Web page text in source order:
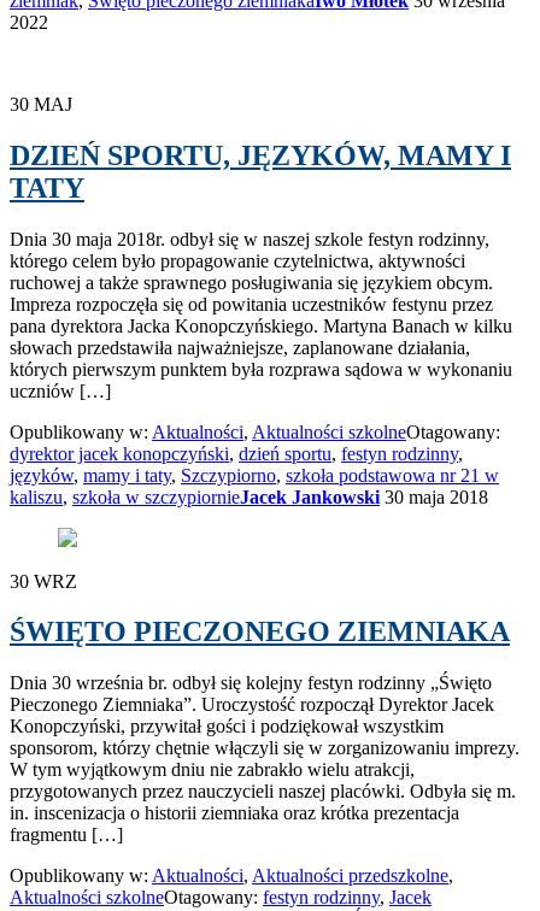
2022
30 MAJ
DZIEŃ SPORTU, JĘZYKÓW, MAMY I
TATY
Dnia 30 maja 2018r. odbył się w naszej szkole festyn rodzinny,
którego celem było propagowanie czytelnictwa, aktywności
ruchowej a także sprawnego posługiwania się językiem obcym.
Impreza rozpoczęła się od powitania uczestników festynu przez
pana dyrektora Jacka Konopczyńskiego. Martyna Banach w kilku
słowach przedstawiła najważniejsze, zaplanowane działania,
których pierwszym punktem była rozprawa sądowa w wykonaniu
uczniów […]
Opublikowany w: Aktualności, Aktualności szkolneOtagowany:
dyrektor jacek konopczyński, dzień sportu, festyn rodzinny,
języków, mamy i taty, Szczypiorno, szkoła podstawowa nr 21 w
kaliszu, szkoła w szczypiornieJacek Jankowski 30 maja 2018
30 WRZ
ŚWIĘTO PIECZONEGO ZIEMNIAKA
Dnia 30 września br. odbył się kolejny festyn rodzinny „Święto
Pieczonego Ziemniaka”. Uroczystość rozpoczął Dyrektor Jacek
Konopczyński, przywitał gości i podziękował wszystkim
sponsorom, którzy chętnie włączyli się w zorganizowaniu imprezy.
W tym wyjątkowym dniu nie zabrakło wielu atrakcji,
przygotowanych przez nauczycieli naszej placówki. Odbyła się m.
in. inscenizacja o historii ziemniaka oraz krótka prezentacja
fragmentu […]
Opublikowany w: Aktualności, Aktualności przedszkolne,
Aktualności szkolneOtagowany: festyn rodzinny, Jacek